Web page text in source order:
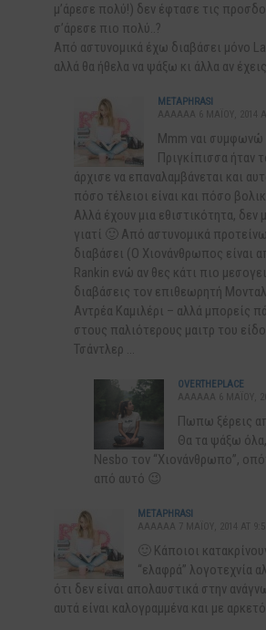
μ’άρεσε πολύ!) δεν έφτασε τις
σ’άρεσε πιο πολύ..?
Από αστυνομικά έχω διαβάσει μόνο
αλλά θα ήθελα να ψάξω κι άλλα αν
METAPHRASI
Mmm ναι
Πριγκίπισσα ήταν
άρχισε να επαναλαμβάνεται και
πόσο τέλειοι είναι και πόσο
Αλλά έχουν μια εθιστικότητα,
γιατί 🙂 Από αστυνομικά
διαβάσει (Ο Χιονάνθρωπος είναι
Rankin ενώ αν θες κάτι πιο
διαβάσεις τον επιθεωρητή
Αντρέα Καμιλέρι – αλλά μπορείς
στους παλιότερους μαιτρ του
Τσάντλερ …
OVERTHEPLACE
Πωπω ξέρεις
Θα τα ψάξω
Nesbo τον “Χιονάνθρωπο”,
από αυτό 😉
METAPHRASI
🙂 Κάποιοι
“ελαφρά” λογοτεχνία
ότι δεν είναι απολαυστικά στην
αυτά είναι καλογραμμένα και με